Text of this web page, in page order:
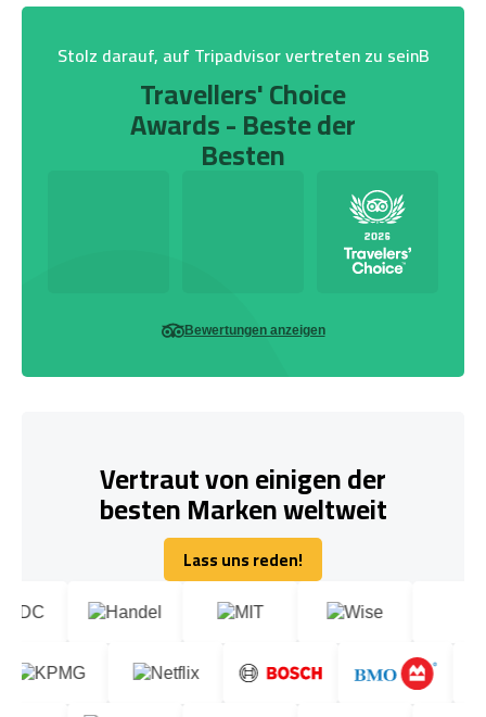
Stolz darauf, auf Tripadvisor vertreten zu seinB
Travellers' Choice
Awards - Beste der
Besten
Bewertungen anzeigen
Vertraut von einigen der
besten Marken weltweit
Lass uns reden!
Lass uns reden!